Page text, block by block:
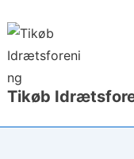
Hop
til
hovedindhold
Tikøb